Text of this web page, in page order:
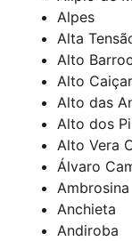
Alpes
Alta
Alto
Alto
Alto das
Alto dos
Alto Vera
Álvaro
Ambrosina
Anchieta
Andiroba